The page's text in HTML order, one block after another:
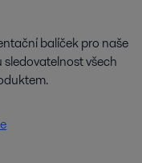
balíček pro naše
všech